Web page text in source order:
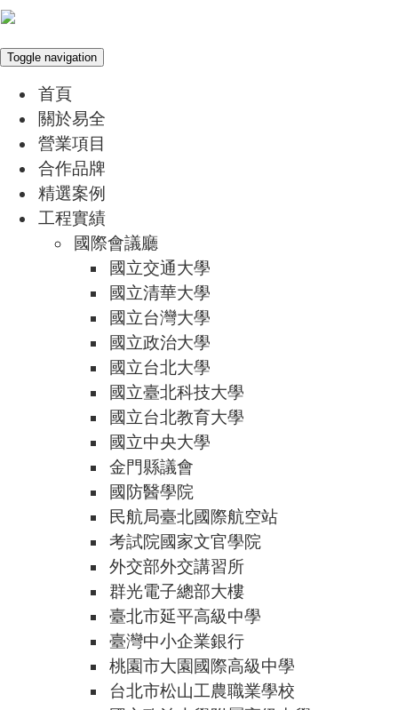
Toggle navigation
首頁
關於易全
營業項目
合作品牌
精選案例
工程實績
國際會議廳
國立交通大學
國立清華大學
國立台灣大學
國立政治大學
國立台北大學
國立臺北科技大學
國立台北教育大學
國立中央大學
金門縣議會
國防醫學院
民航局臺北國際航空站
考試院國家文官學院
外交部外交講習所
群光電子總部大樓
臺北市延平高級中學
臺灣中小企業銀行
桃園市大園國際高級中學
台北市松山工農職業學校